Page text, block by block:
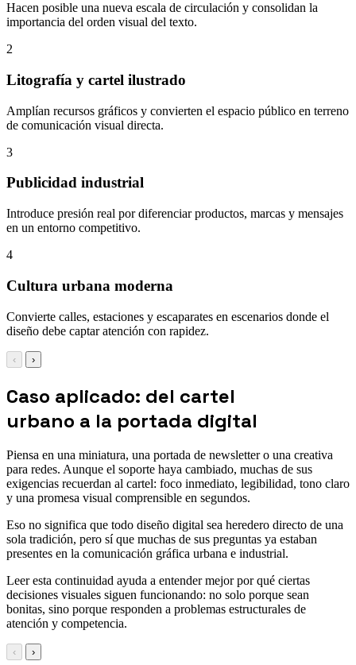
Hacen posible una nueva escala de circulación y consolidan la
importancia del orden visual del texto.
2
Litografía y cartel ilustrado
Amplían recursos gráficos y convierten el espacio público en terreno
de comunicación visual directa.
3
Publicidad industrial
Introduce presión real por diferenciar productos, marcas y mensajes
en un entorno competitivo.
4
Cultura urbana moderna
Convierte calles, estaciones y escaparates en escenarios donde el
diseño debe captar atención con rapidez.
‹ ›
Caso aplicado: del cartel
urbano a la portada digital
Piensa en una miniatura, una portada de newsletter o una creativa
para redes. Aunque el soporte haya cambiado, muchas de sus
exigencias recuerdan al cartel: foco inmediato, legibilidad, tono claro
y una promesa visual comprensible en segundos.
Eso no significa que todo diseño digital sea heredero directo de una
sola tradición, pero sí que muchas de sus preguntas ya estaban
presentes en la comunicación gráfica urbana e industrial.
Leer esta continuidad ayuda a entender mejor por qué ciertas
decisiones visuales siguen funcionando: no solo porque sean
bonitas, sino porque responden a problemas estructurales de
atención y competencia.
‹ ›